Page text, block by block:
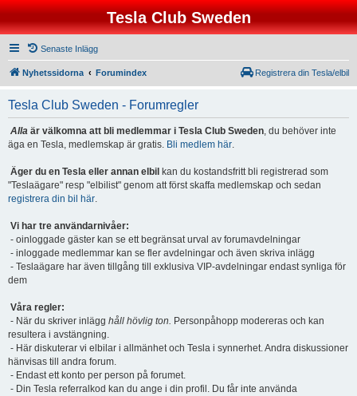
Tesla Club Sweden
Senaste Inlägg
Nyhetssidorna Forumindex Registrera din Tesla/elbil
Tesla Club Sweden - Forumregler
Alla är välkomna att bli medlemmar i Tesla Club Sweden, du behöver inte
äga en Tesla, medlemskap är gratis. Bli medlem här.
Äger du en Tesla eller annan elbil kan du kostandsfritt bli registrerad som
"Teslaägare" resp "elbilist" genom att först skaffa medlemskap och sedan
registrera din bil här.
Vi har tre användarnivåer:
- oinloggade gäster kan se ett begränsat urval av forumavdelningar
- inloggade medlemmar kan se fler avdelningar och även skriva inlägg
- Teslaägare har även tillgång till exklusiva VIP-avdelningar endast synliga för
dem
Våra regler:
- När du skriver inlägg håll hövlig ton. Personpåhopp modereras och kan
resultera i avstängning.
- Här diskuterar vi elbilar i allmänhet och Tesla i synnerhet. Andra diskussioner
hänvisas till andra forum.
- Endast ett konto per person på forumet.
- Din Tesla referralkod kan du ange i din profil. Du får inte använda